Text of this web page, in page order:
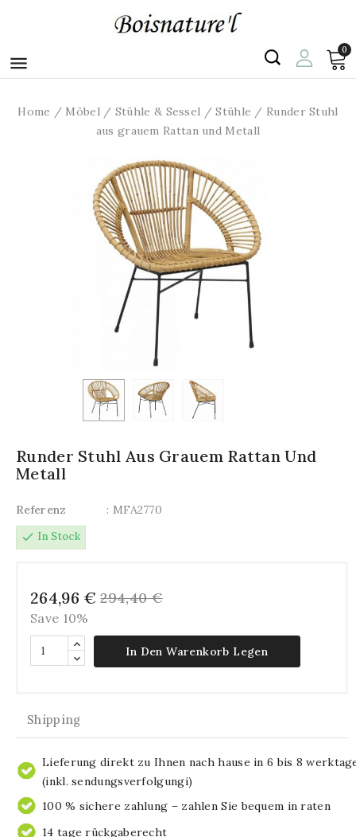

0
Home Möbel Stühle & Sessel Stühle
Runder Stuhl
aus grauem Rattan und Metall
Runder Stuhl Aus Grauem Rattan Und
Metall
Referenz
: MFA2770
check In Stock
264,96 € 294,40 €
Save 10%
In Den Warenkorb Legen
Shipping
Lieferung direkt zu Ihnen nach hause in 6 bis 8
(inkl. sendungsverfolgungi)
100 % sichere zahlung – zahlen Sie bequem in raten
14 tage rückgaberecht